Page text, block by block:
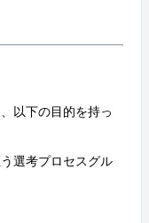
以下の目的を持っ
選考プロセスグル